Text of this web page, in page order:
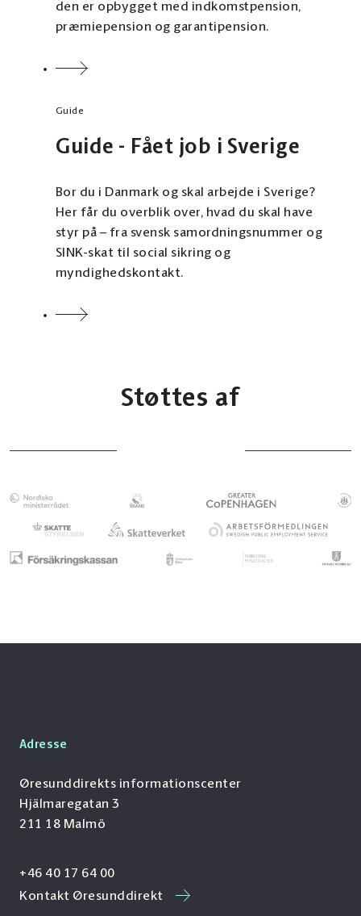
den er opbygget med indkomstpension,
præmiepension og garantipension.
Guide
Guide - Fået job i Sverige
Bor du i Danmark og skal arbejde i Sverige?
Her får du overblik over, hvad du skal have
styr på – fra svensk samordningsnummer og
SINK-skat til social sikring og
myndighedskontakt.
Støttes af
Adresse
Øresunddirekts informationscenter
Hjälmaregatan 3
211 18 Malmö
+46 40 17 64 00
Kontakt Øresunddirekt